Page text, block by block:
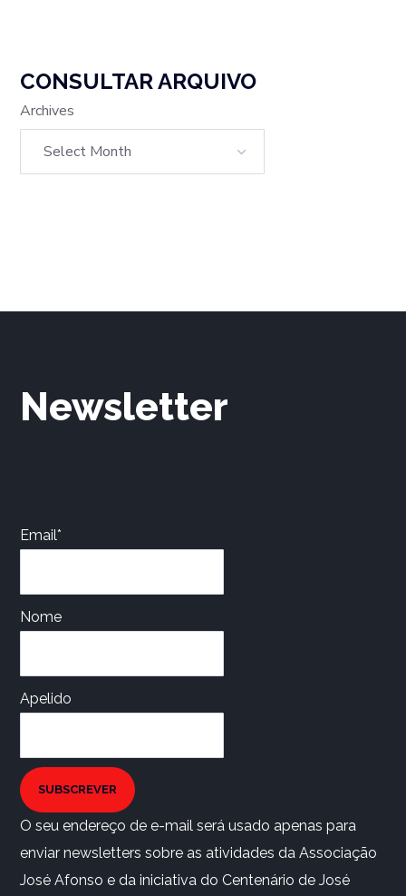
CONSULTAR ARQUIVO
Archives
Newsletter
Email*
Nome
Apelido
SUBSCREVER
O seu endereço de e-mail será usado apenas para
enviar newsletters sobre as atividades da Associação
José Afonso e da iniciativa do Centenário de José